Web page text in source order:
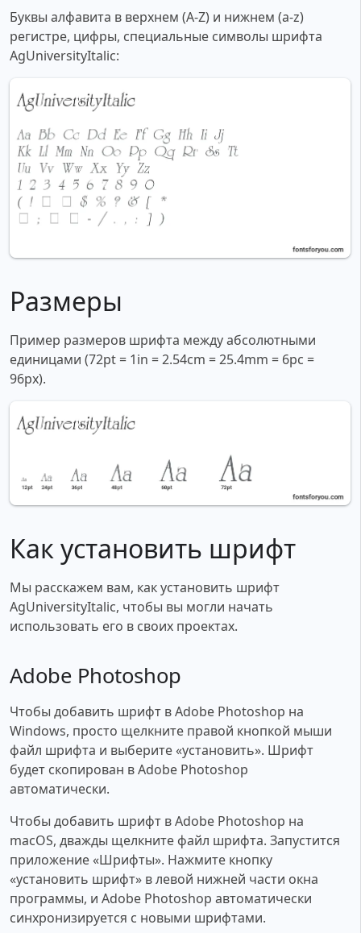
Буквы алфавита в верхнем (A-Z) и нижнем (a-z)
регистре, цифры, специальные символы шрифта
AgUniversityItalic:
Размеры
Пример размеров шрифта между абсолютными
единицами (72pt = 1in = 2.54cm = 25.4mm = 6pc =
96px).
Как установить шрифт
Мы расскажем вам, как установить шрифт
AgUniversityItalic, чтобы вы могли начать
использовать его в своих проектах.
Adobe Photoshop
Чтобы добавить шрифт в Adobe Photoshop на
Windows, просто щелкните правой кнопкой мыши
файл шрифта и выберите «установить». Шрифт
будет скопирован в Adobe Photoshop
автоматически.
Чтобы добавить шрифт в Adobe Photoshop на
macOS, дважды щелкните файл шрифта. Запустится
приложение «Шрифты». Нажмите кнопку
«установить шрифт» в левой нижней части окна
программы, и Adobe Photoshop автоматически
синхронизируется с новыми шрифтами.